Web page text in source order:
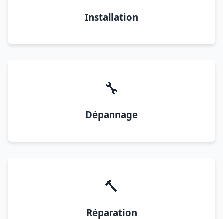
Installation
🔧
Dépannage
🔨
Réparation